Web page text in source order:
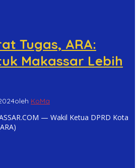
Tugas, ARA:
Makassar Lebih
oleh KoMa
— Wakil Ketua DPRD Kota